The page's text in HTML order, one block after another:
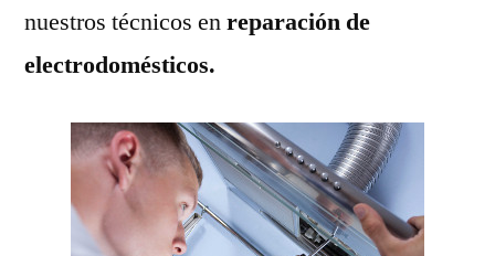
nuestros técnicos enreparación de
electrodomésticos.